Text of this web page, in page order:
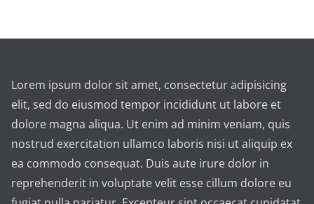
Lorem ipsum dolor sit amet, consectetur adipisicing
elit, sed do eiusmod tempor incididunt ut labore et
dolore magna aliqua. Ut enim ad minim veniam, quis
nostrud exercitation ullamco laboris nisi ut aliquip ex
ea commodo consequat. Duis aute irure dolor in
reprehenderit in voluptate velit esse cillum dolore eu